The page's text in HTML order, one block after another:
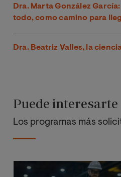
Dra. Marta González
todo, como camino para
Dra. Beatriz Valles, la
Puede interesarte
Los programas más